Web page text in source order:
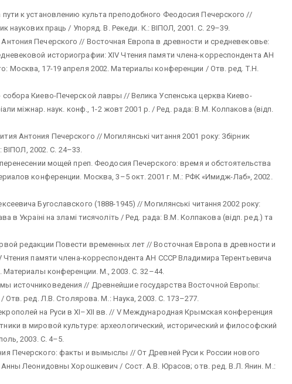
к установлению культа преподобного Феодосия Печерского //
наукових праць / Упоряд. В. Рекеди. К.: ВIПОЛ, 2001. С. 29–39.
Печерского // Восточная Европа в древности и средневековье:
историографии: XIV Чтения памяти члена-корреспондента АН
Москва, 17-19 апреля 2002. Материалы конференции / Отв. ред. Т.Н.
собора Киево-Печерской лавры // Велика Успенська церква Киево-
мiжнар. наук. конф., 1-2 жовт 2001 р. / Ред. рада: В.М. Колпакова (вiдп.
Антония Печерского // Могилянськi читання 2001 року: Збiрник
ВIПОЛ, 2002. С. 24–33.
мощей преп. Феодосия Печерского: время и обстоятельства
конференции. Москва, 3–5 окт. 2001 г. М.: РФК «Имидж-Лаб», 2002.
Бугославского (1888-1945) // Могилянськi читання 2002 року:
в Украiнi на зламi тисячолiть / Ред. рада: В.М. Колпакова (вiдп. ред.) та
редакции Повести временных лет // Восточная Европа в древности и
Чтения памяти члена-корреспондента АН СССР Владимира Терентьевича
конференции. М., 2003. С. 32–44.
источниковедения // Древнейшие государства Восточной Европы:
Отв. ред. Л.В. Столярова. М.: Наука, 2003. С. 173–277.
на Руси в XI–XII вв. // V Международная Крымская конференция
в мировой культуре: археологический, исторический и философский
2003. С. 4–5.
Печерского: факты и вымыслы // От Древней Руси к России нового
Анны Леонидовны Хорошкевич / Сост. А.В. Юрасов; отв. ред. В.Л. Янин. М.: